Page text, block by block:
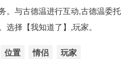
。与古德温进行互动,古德温委托
择【我知道了】,玩家。
位置 情侣 玩家